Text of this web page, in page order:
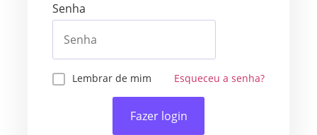
Senha
Lembrar de mim Esqueceu a senha?
Fazer login